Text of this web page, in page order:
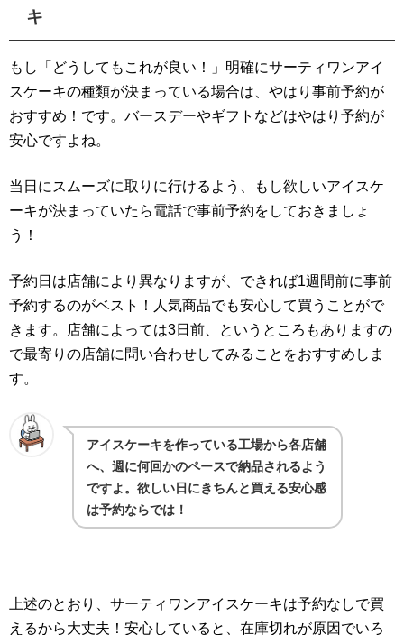
キ
もし「どうしてもこれが良い！」明確にサーティワンアイ
スケーキの種類が決まっている場合は、やはり事前予約が
おすすめ！です。バースデーやギフトなどはやはり予約が
安心ですよね。
当日にスムーズに取りに行けるよう、もし欲しいアイスケ
ーキが決まっていたら電話で事前予約をしておきましょ
う！
予約日は店舗により異なりますが、できれば1週間前に事前
予約するのがベスト！人気商品でも安心して買うことがで
きます。店舗によっては3日前、というところもありますの
で最寄りの店舗に問い合わせしてみることをおすすめしま
す。
アイスケーキを作っている工場から各店舗
へ、週に何回かのペースで納品されるよう
ですよ。欲しい日にきちんと買える安心感
は予約ならでは！
上述のとおり、サーティワンアイスケーキは予約なしで買
えるから大丈夫！安心していると、在庫切れが原因でいろ